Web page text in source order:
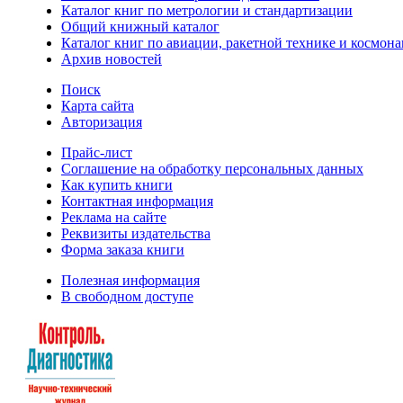
Каталог книг по метрологии и стандартизации
Общий книжный каталог
Каталог книг по авиации, ракетной технике и
Архив новостей
Поиск
Карта сайта
Авторизация
Прайс-лист
Соглашение на обработку персональных данных
Как купить книги
Контактная информация
Реклама на сайте
Реквизиты издательства
Форма заказа книги
Полезная информация
В свободном доступе